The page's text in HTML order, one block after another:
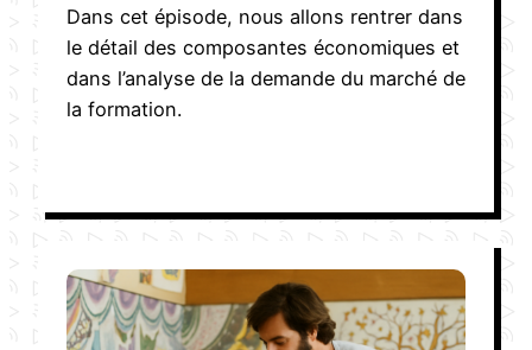
Dans cet épisode, nous allons rentrer dans
le détail des composantes économiques et
dans l’analyse de la demande du marché de
la formation.